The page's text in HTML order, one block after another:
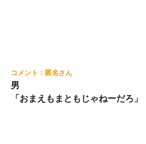
匿名
男
「おまえもまともじゃねーだろ」